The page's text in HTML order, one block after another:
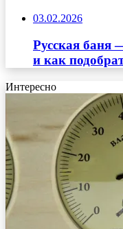
03.02.2026
Русская баня
и как
Интересно